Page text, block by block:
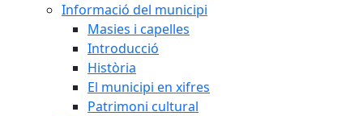
Informació del municipi
Masies i capelles
Introducció
Història
El municipi en xifres
Patrimoni cultural